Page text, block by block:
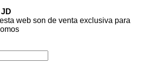
JD
web son de venta exclusiva para